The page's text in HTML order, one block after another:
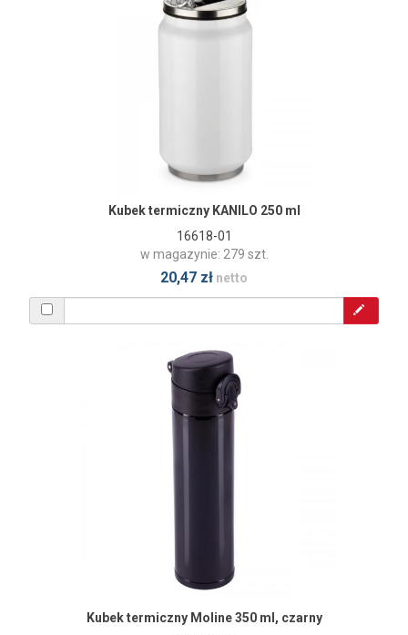
Kubek termiczny KANILO 250 ml
16618-01
w magazynie: 279 szt.
20,47 zł netto
Kubek termiczny Moline 350 ml, czarny